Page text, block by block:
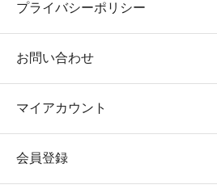
プライバシーポリシー
お問い合わせ
マイアカウント
会員登録